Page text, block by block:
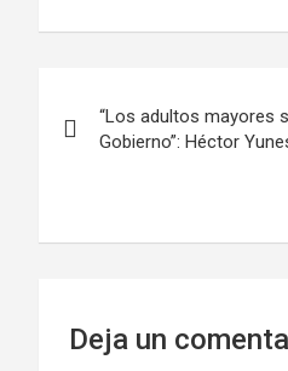
“Los adultos mayores
Gobierno”: Héctor
Deja un